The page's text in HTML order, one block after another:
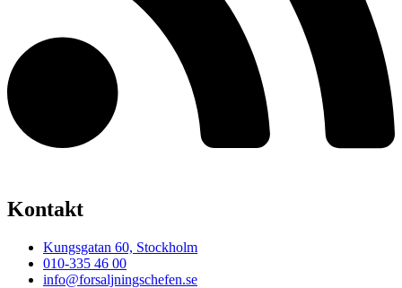
Kontakt
Kungsgatan 60, Stockholm
010-335 46 00
info@forsaljningschefen.se